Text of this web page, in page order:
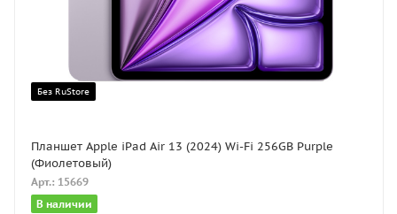
Без RuStore
Планшет Apple iPad Air 13 (2024) Wi-Fi 256GB Purple
(Фиолетовый)
Арт.: 15669
В наличии